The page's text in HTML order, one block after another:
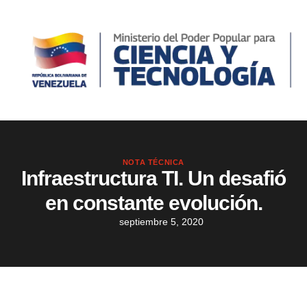
NOTA TÉCNICA
Infraestructura TI. Un desafió
en constante evolución.
septiembre 5, 2020